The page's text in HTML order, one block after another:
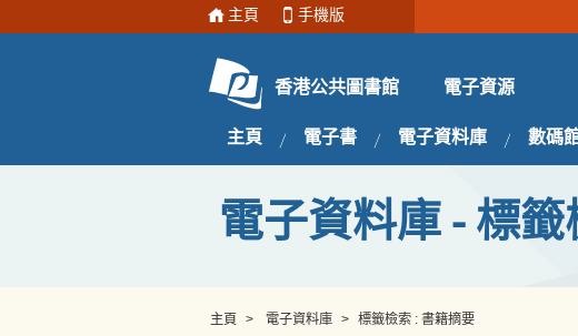
主頁 手機版
香港公共圖書館 電子資源
主頁 電子書 電子資料庫 數碼
電子資料庫 - 標
主頁 > 電子資料庫 > 標籤檢索 : 書籍摘要